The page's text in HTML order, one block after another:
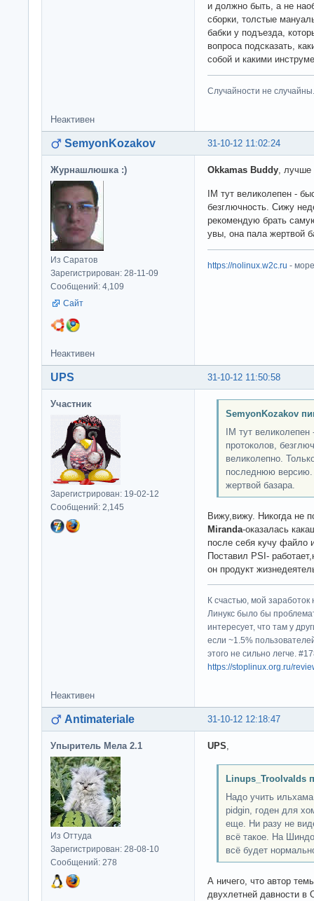
и должно быть, а не
сборки, толстые
бабки у подъезда,
вопроса подсказать,
собой и какими
Случайности не случайны.
Неактивен
31-10-12 11:02:24
SemyonKozakov
Журнашлюшка :)
Из Саратов
Зарегистрирован: 28-11-09
Сообщений: 4,109
Сайт
Okkamas Buddy, лучше
IM тут великолепен -
безглючность. Сижу
рекомендую брать
увы, она пала жертвой
https://nolinux.w2c.ru -
Неактивен
31-10-12 11:50:58
UPS
Участник
Зарегистрирован: 19-02-12
Сообщений: 2,145
SemyonKozakov
IM тут
протоколов,
великолепно.
последнюю версию.
жертвой базара.
Вижу,вижу. Никогда не
Miranda-оказалась
после себя кучу файло
Поставил PSI-
он продукт
К счастью, мой
Линукс было бы
интересует, что там у
если ~1.5%
этого не сильно легче.
https://stoplinux.org.ru/
Неактивен
31-10-12 12:18:47
Antimateriale
Упыритель Мела 2.1
Из Оттуда
Зарегистрирован: 28-08-10
Сообщений: 278
UPS,
Linups_Troolvalds
Надо учить
pidgin, годен для
еще. Ни разу не
всё такое. На
всё будет
А ничего, что автор
двухлетней давности в